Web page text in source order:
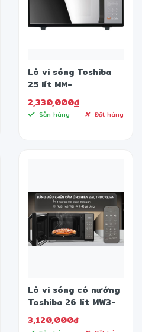
Lò vi sóng Toshiba
25 lít MM-
EM25PE(BM)
2,330,000đ
Sẵn hàng Đặt hàng
Lò vi sóng có nướng
Toshiba 26 lít MW3-
EG26PE(BM) VN
3,120,000đ